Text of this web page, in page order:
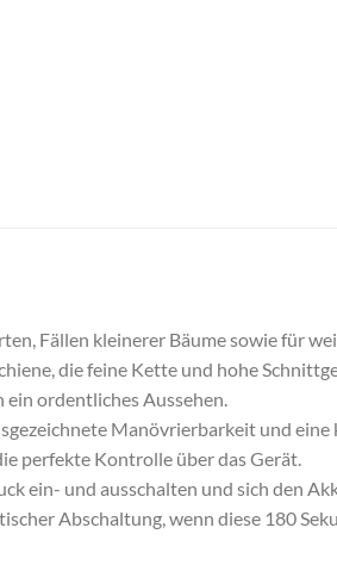
Fällen kleinerer Bäume sowie für
die feine Kette und hohe
ordentliches Aussehen.
Manövrierbarkeit und
perfekte Kontrolle über das Gerät.
ein- und ausschalten und sich den
Abschaltung, wenn diese 180